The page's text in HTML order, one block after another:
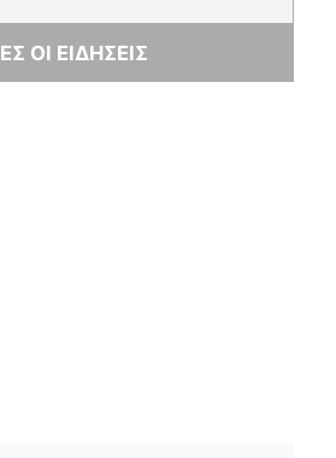
ΟΙ ΕΙΔΗΣΕΙΣ